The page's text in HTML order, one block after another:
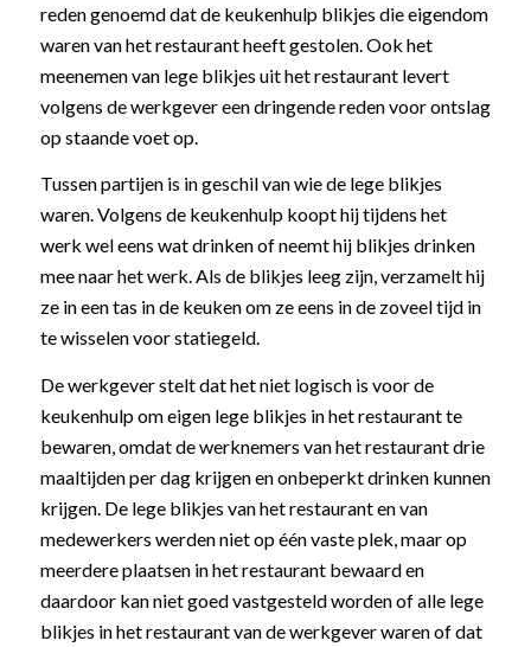
reden genoemd dat de keukenhulp blikjes die eigendom
waren van het restaurant heeft gestolen. Ook het
meenemen van lege blikjes uit het restaurant levert
volgens de werkgever een dringende reden voor ontslag
op staande voet op.
Tussen partijen is in geschil van wie de lege blikjes
waren. Volgens de keukenhulp koopt hij tijdens het
werk wel eens wat drinken of neemt hij blikjes drinken
mee naar het werk. Als de blikjes leeg zijn, verzamelt hij
ze in een tas in de keuken om ze eens in de zoveel tijd in
te wisselen voor statiegeld.
De werkgever stelt dat het niet logisch is voor de
keukenhulp om eigen lege blikjes in het restaurant te
bewaren, omdat de werknemers van het restaurant drie
maaltijden per dag krijgen en onbeperkt drinken kunnen
krijgen. De lege blikjes van het restaurant en van
medewerkers werden niet op één vaste plek, maar op
meerdere plaatsen in het restaurant bewaard en
daardoor kan niet goed vastgesteld worden of alle lege
blikjes in het restaurant van de werkgever waren of dat